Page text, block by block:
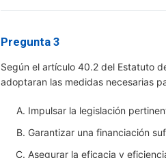
Pregunta 3
Según el artículo 40.2 del Estatuto
adoptaran las medidas necesarias
Impulsar la legislación
Garantizar una financiación
Asegurar la eficacia y